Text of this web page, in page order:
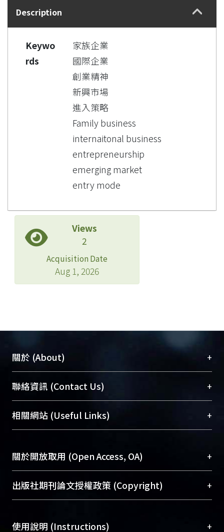
Description
Keywo
rds
家族企業
國際企業
創業精神
新興市場
進入策略
Family business
internaitonal business
entrepreneurship
emerging market
entry mode
Views
2
Acquisition Date
Aug 1, 2026
關於 (About) +
臺大位居世界頂尖大學之列，為永久珍藏及向國際
展現本校豐碩的研究成果及學術能量，圖書館整合
機構典藏（NTUR）與學術庫（AH）不同功能平
台，成為臺大學術典藏NTU scholars。期能整合研
成果。
To permanently archive and promote researcher
profiles and scholarly works, Library integrates the
services of “NTU Repository” with “Academic
聯絡資訊 (Contact Us) +
總館學科館員(Main Library)
醫學圖書館學科館員(Medical Library)
Sciences Library)
相關網站 (Useful Links) +
關於開放取用 (Open Access, OA) +
開放取用是從使用者角度提升資訊取用性的社會運
動，應用在學術研究上是透過將研究著作公開供使
用逐年攀升。同時可加速研究發展、提升研究影響
出版社期刊論文授權政策 (Copyright) +
含部分內容的版權非匯入者所有，或由第三方贊
使用說明 (Instructions) +